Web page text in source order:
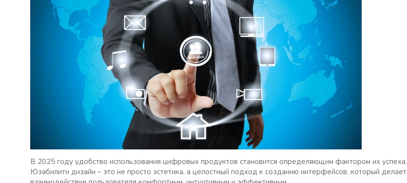
В 2025 году удобство использования цифровых продуктов становится определяющим фактором их успеха.
Юзабилити дизайн – это не просто эстетика, а целостный подход к созданию интерфейсов, который делает